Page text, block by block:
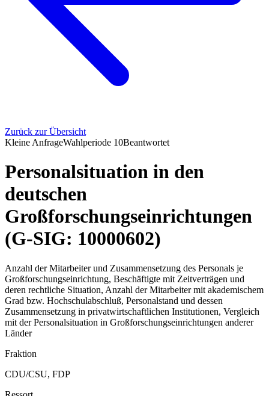
Zurück zur Übersicht
Kleine AnfrageWahlperiode 10Beantwortet
Personalsituation in den
deutschen
Großforschungseinrichtungen
(G-SIG: 10000602)
Anzahl der Mitarbeiter und Zusammensetzung des Personals je
Großforschungseinrichtung, Beschäftigte mit Zeitverträgen und
deren rechtliche Situation, Anzahl der Mitarbeiter mit akademischem
Grad bzw. Hochschulabschluß, Personalstand und dessen
Zusammensetzung in privatwirtschaftlichen Institutionen, Vergleich
mit der Personalsituation in Großforschungseinrichtungen anderer
Länder
Fraktion
CDU/CSU, FDP